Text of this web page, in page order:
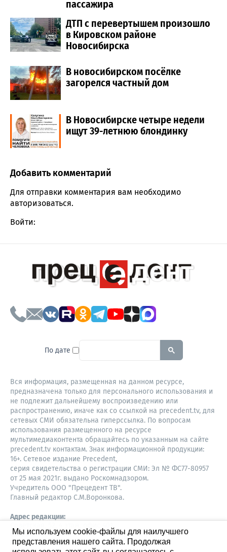
пассажира
ДТП с перевертышем произошло
в Кировском районе
Новосибирска
В новосибирском посёлке
загорелся частный дом
В Новосибирске четыре недели
ищут 39-летнюю блондинку
Comment section
Добавить комментарий
Для отправки комментария вам необходимо
авторизоваться.
Войти:
По дате To search this site, enter a
Вся информация, размещенная на данном ресурсе,
предназначена только для персонального использования и
не подлежит дальнейшему воспроизведению или
распространению, иначе как со ссылкой на precedent.tv, для
сетевых СМИ обязательна гиперссылка. По вопросам
использования размещенного на ресурсе
мультимедиаконтента обращайтесь по указанным на сайте
precedent.tv контактам. Знак информационной продукции:
16+. Сетевое издание Precedent,
серия свидетельства о регистрации СМИ: Эл № ФС77-80957
от 25 мая 2021г. выдано Роскомнадзором.
Учредитель ООО "Прецедент ТВ".
Главный редактор С.М.Воронкова.
Адрес редакции:
630087,
Новосибирск
Мы используем cookie-файлы для наилучшего
представления нашего сайта. Продолжая